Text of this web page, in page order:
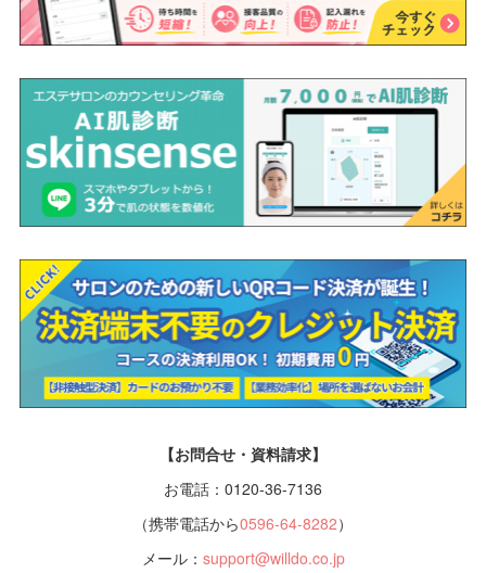
【お問合せ・資料請求】
お電話：0120-36-7136
（携帯電話から0596-64-8282）
メール： support@willdo.co.jp